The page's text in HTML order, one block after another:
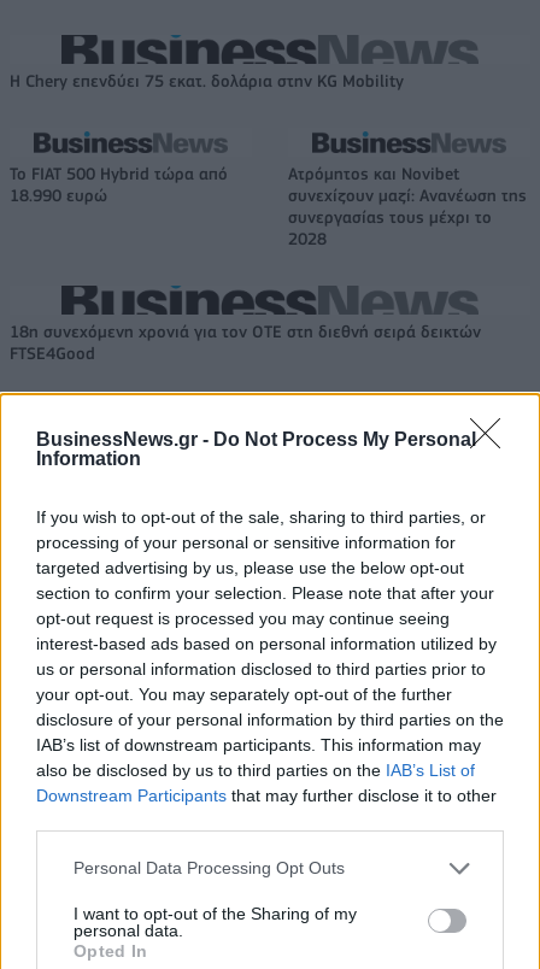
BusinessNews.gr - Do Not Process My Personal
Information
If you wish to opt-out of the sale, sharing to third parties, or
processing of your personal or sensitive information for
targeted advertising by us, please use the below opt-out
section to confirm your selection. Please note that after your
opt-out request is processed you may continue seeing
interest-based ads based on personal information utilized by
us or personal information disclosed to third parties prior to
your opt-out. You may separately opt-out of the further
disclosure of your personal information by third parties on the
IAB’s list of downstream participants. This information may
also be disclosed by us to third parties on the IAB’s List of
Downstream Participants that may further disclose it to other
Personal Data Processing Opt Outs
I want to opt-out of the Sharing of my
personal data.
Opted In
Η Chery επενδύει 75 εκατ. δολάρια στην KG Mobility
Το FIAT 500 Hybrid τώρα από
18.990 ευρώ
Ατρόμητος και Novibet
συνεχίζουν μαζί: Ανανέωση της
συνεργασίας τους μέχρι το
2028
18η συνεχόμενη χρονιά για τον ΟΤΕ στη διεθνή σειρά δεικτών
FTSE4Good
Alpha Bank: Για πρώτη φορά το Αρχαίο Θέατρο Επιδαύρου άνοιξε τις
πύλες του σε όλους
ΠΕΡΙΣΣΌΤΕΡΑ ΣΕ ΑΥΤΉ ΤΗΝ ΚΑΤΗΓΟΡΊΑ
Χαρδαλιάς με την
του νέου δημαρχιακού
μεγάρου Αγίας
Χάρης Δούκας: Να
Αθήνας κυψέλη πολιτισμού